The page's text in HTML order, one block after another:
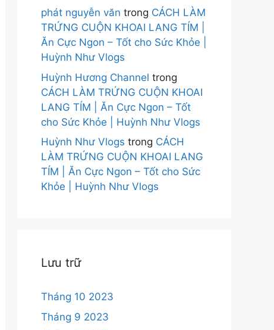
phát nguyễn văn trong CÁCH LÀM
TRỨNG CUỘN KHOAI LANG TÍM |
Ăn Cực Ngon – Tốt cho Sức Khỏe |
Huỳnh Như Vlogs
Huỳnh Hương Channel trong
CÁCH LÀM TRỨNG CUỘN KHOAI
LANG TÍM | Ăn Cực Ngon – Tốt
cho Sức Khỏe | Huỳnh Như Vlogs
Huỳnh Như Vlogs trong CÁCH
LÀM TRỨNG CUỘN KHOAI LANG
TÍM | Ăn Cực Ngon – Tốt cho Sức
Khỏe | Huỳnh Như Vlogs
Lưu trữ
Tháng 10 2023
Tháng 9 2023